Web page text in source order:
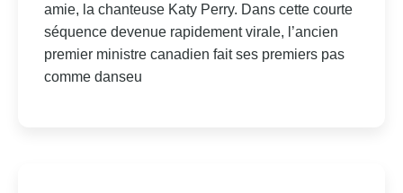
amie, la chanteuse Katy Perry. Dans cette courte
séquence devenue rapidement virale, l’ancien
premier ministre canadien fait ses premiers pas
comme danseu